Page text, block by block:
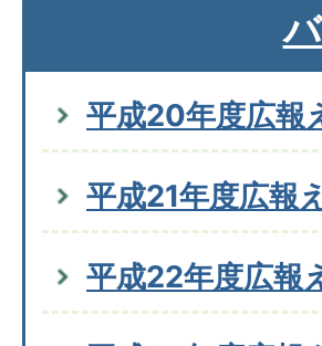
平成20年度広報
平成21年度広報
平成22年度広報